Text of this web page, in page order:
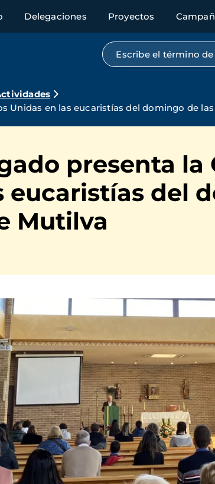
Delegaciones Proyectos
Búsqueda por texto
Unidas en las eucaristías del domingo de
presenta la
eucaristías del
Mutilva